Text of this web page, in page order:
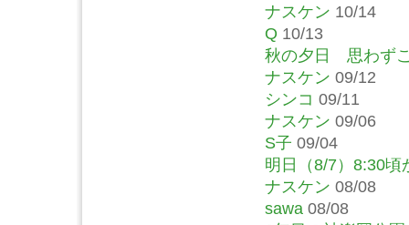
ナスケン 10/14
Q 10/13
秋の夕日 思わず
ナスケン 09/12
シンコ 09/11
ナスケン 09/06
S子 09/04
明日（8/7）8:30頃
ナスケン 08/08
sawa 08/08